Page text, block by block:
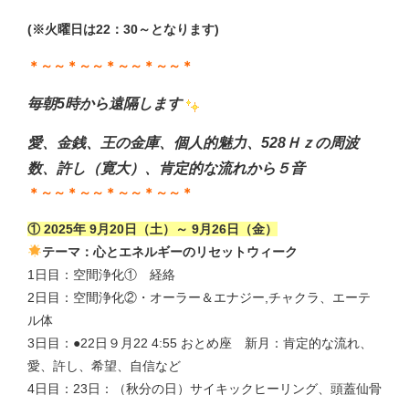
(※火曜日は22：30～となります)
＊～～＊～～＊～～＊～～＊
毎朝5時から遠隔します
愛、金銭、王の金庫、個人的魅力、528Ｈｚの周波
数、許し（寛大）、肯定的な流れから５音
＊～～＊～～＊～～＊～～＊
① 2025年 9月20日（土）～ 9月26日（金）
テーマ：心とエネルギーのリセットウィーク
1日目：空間浄化① 経絡
2日目：空間浄化②・オーラー＆エナジー,チャクラ、エーテ
ル体
3日目：●22日９月22 4:55 おとめ座 新月：肯定的な流れ、
愛、許し、希望、自信など
4日目：23日：（秋分の日）サイキックヒーリング、頭蓋仙骨